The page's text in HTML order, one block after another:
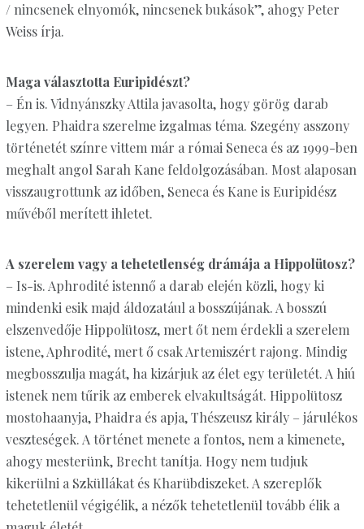
/ nincsenek elnyomók, nincsenek bukások”, ahogy Peter
Weiss írja.
Maga választotta Euripidészt?
– Én is. Vidnyánszky Attila javasolta, hogy görög darab
legyen. Phaidra szerelme izgalmas téma. Szegény asszony
történetét színre vittem már a római Seneca és az 1999-ben
meghalt angol Sarah Kane feldolgozásában. Most alaposan
visszaugrottunk az időben, Seneca és Kane is Euripidész
művéből merített ihletet.
A szerelem vagy a tehetetlenség drámája a Hippolütosz?
– Is-is. Aphrodité istennő a darab elején közli, hogy ki
mindenki esik majd áldozatául a bosszújának. A bosszú
elszenvedője Hippolütosz, mert őt nem érdekli a szerelem
istene, Aphrodité, mert ő csak Artemiszért rajong. Mindig
megbosszulja magát, ha kizárjuk az élet egy területét. A hiú
istenek nem tűrik az emberek elvakultságát. Hippolütosz
mostohaanyja, Phaidra és apja, Thészeusz király – járulékos
veszteségek. A történet menete a fontos, nem a kimenete,
ahogy mesterünk, Brecht tanítja. Hogy nem tudjuk
kikerülni a Szküllákat és Kharübdiszeket. A szereplők
tehetetlenül végigélik, a nézők tehetetlenül tovább élik a